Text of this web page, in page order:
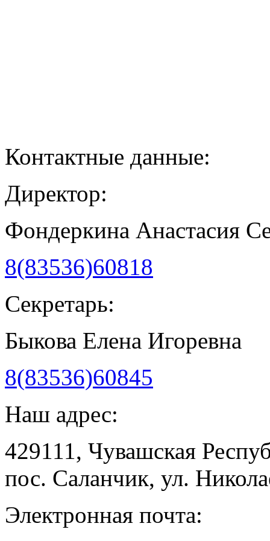
Контактные данные:
Директор:
Фондеркина Анастасия
8(83536)60818
Секретарь:
Быкова Елена Игоревна
8(83536)60845
Наш адрес:
429111, Чувашская
пос. Саланчик, ул.
Электронная почта: